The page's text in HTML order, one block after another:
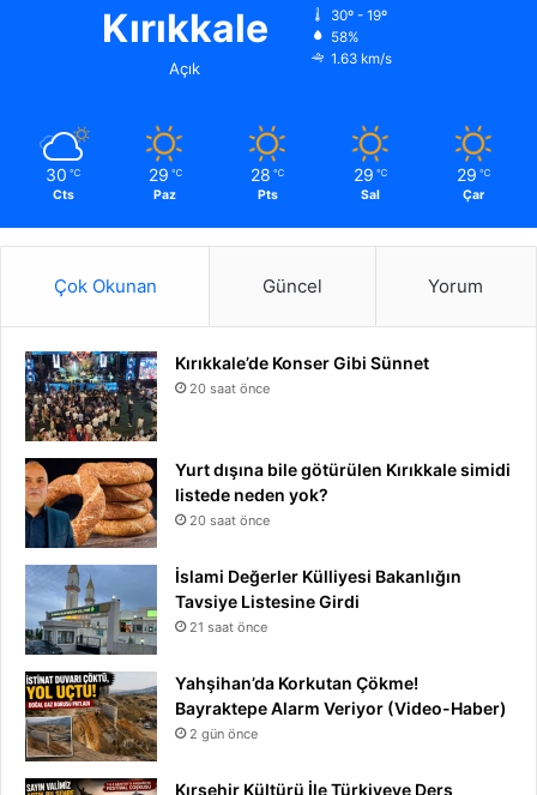
Kırıkkale
Açık
30º - 19º
58%
1.63 km/s
30 ℃
Cts
29 ℃
Paz
28 ℃
Pts
29 ℃
Sal
29 ℃
Çar
Çok Okunan Güncel Yorum
Kırıkkale’de Konser Gibi Sünnet
20 saat önce
Yurt dışına bile götürülen Kırıkkale simidi
listede neden yok?
20 saat önce
İslami Değerler Külliyesi Bakanlığın
Tavsiye Listesine Girdi
21 saat önce
Yahşihan’da Korkutan Çökme!
Bayraktepe Alarm Veriyor (Video-Haber)
2 gün önce
Kırşehir Kültürü İle Türkiyeye Ders